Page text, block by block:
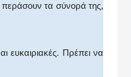
τα σύνορά της,
ευκαιριακές. Πρέπει να